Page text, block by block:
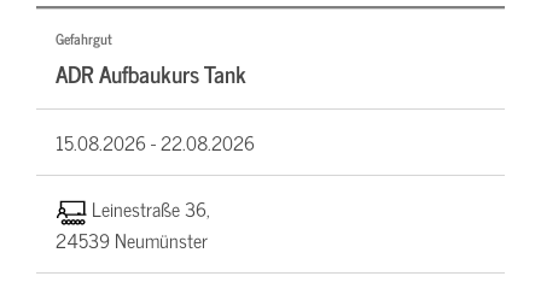
Gefahrgut
ADR Aufbaukurs Tank
15.08.2026 -22.08.2026
Leinestraße 36,
24539 Neumünster